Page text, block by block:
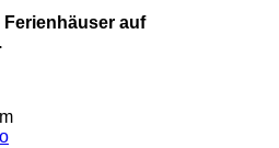
auf
.